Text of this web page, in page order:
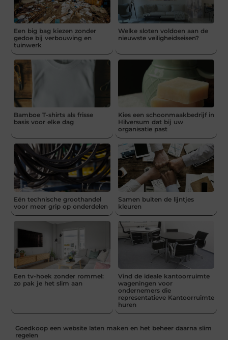
Een big bag kiezen zonder
gedoe bij verbouwing en
tuinwerk
Welke sloten voldoen aan de
nieuwste veiligheidseisen?
Bamboe T-shirts als frisse
basis voor elke dag
Kies een schoonmaakbedrijf in
Hilversum dat bij uw
organisatie past
Eén technische groothandel
voor meer grip op onderdelen
Samen buiten de lijntjes
kleuren
Een tv-hoek zonder rommel:
zo pak je het slim aan
Vind de ideale kantoorruimte
wageningen voor
ondernemers die
representatieve Kantoorruimte
huren
Goedkoop een website laten maken en het beheer daarna slim
regelen